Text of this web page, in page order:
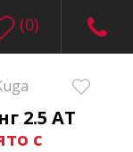
(0)
2.5 AT
с